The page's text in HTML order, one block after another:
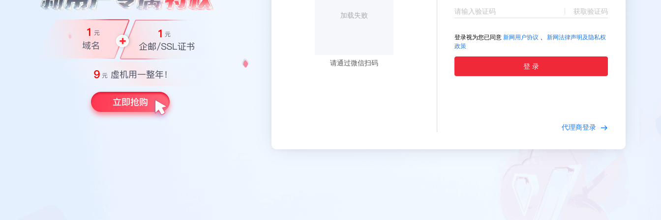
加载失败
请通过微信扫码
获取验证码
登录视为您已同意 新网用户协议
新网法律声明及隐私权
政策
登 录
代理商登录